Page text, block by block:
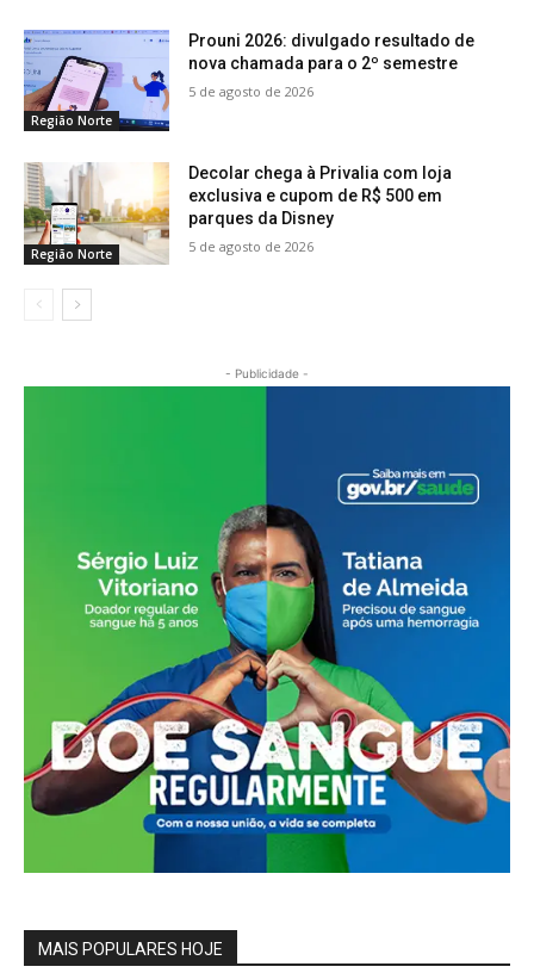
Região Norte
Prouni 2026: divulgado resultado de
nova chamada para o 2º semestre
5 de agosto de 2026
Região Norte
Decolar chega à Privalia com loja
exclusiva e cupom de R$ 500 em
parques da Disney
5 de agosto de 2026
- Publicidade -
MAIS POPULARES HOJE